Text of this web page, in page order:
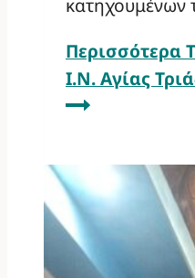
κατηχουμένων
Περισσότερα
Ι.Ν. Αγίας